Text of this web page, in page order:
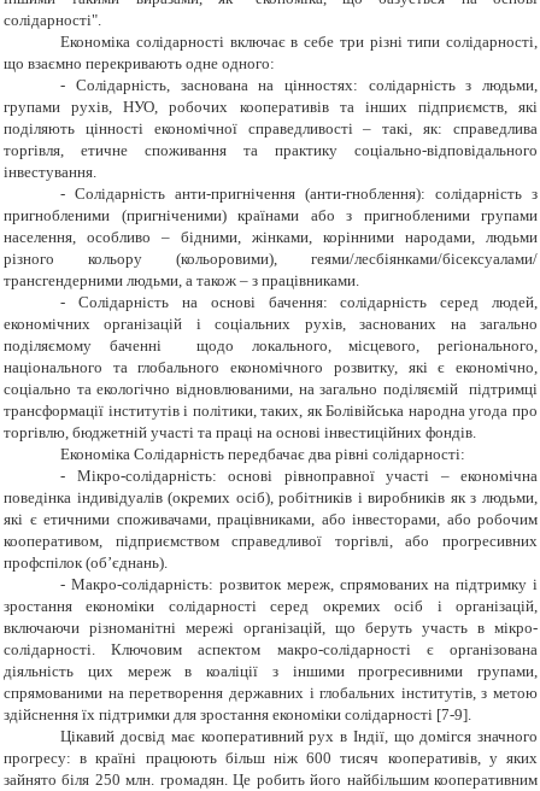
солідарності".
Економіка солідарності включає в себе три різні типи солідарності,
що взаємно перекривають одне одного:
- Солідарність, заснована на цінностях: солідарність з людьми,
групами рухів, НУО, робочих кооперативів та інших підприємств, які
поділяють цінності економічної справедливості – такі, як: справедлива
торгівля, етичне споживання та практику соціально-відповідального
інвестування.
- Солідарність анти-пригнічення (анти-гноблення): солідарність з
пригнобленими (пригніченими) країнами або з пригнобленими групами
населення, особливо – бідними, жінками, корінними народами, людьми
різного кольору (кольоровими), геями/лесбіянками/бісексуалами/
трансгендерними людьми, а також – з працівниками.
-
Солідарність на основі бачення: солідарність серед людей,
економічних організацій і соціальних рухів, заснованих на загально
поділяємому баченні щодо локального, місцевого, регіонального,
національного та глобального економічного розвитку, які є економічно,
соціально та екологічно відновлюваними, на загально поділяємій підтримці
трансформації інститутів і політики, таких, як Болівійська народна угода про
торгівлю, бюджетній участі та праці на основі інвестиційних фондів.
Економіка Солідарність передбачає два рівні солідарності:
-
Мікро-солідарність: основі рівноправної участі – економічна
поведінка індивідуалів (окремих осіб), робітників і виробників як з людьми,
які є етичними споживачами, працівниками, або інвесторами, або робочим
кооперативом, підприємством справедливої торгівлі, або прогресивних
профспілок (об’єднань).
- Макро-солідарність: розвиток мереж, спрямованих на підтримку і
зростання економіки солідарності серед окремих осіб і організацій,
включаючи різноманітні мережі організацій, що беруть участь в мікро-
солідарності. Ключовим аспектом макро-солідарності є організована
діяльність цих мереж в коаліції з іншими прогресивними групами,
спрямованими на перетворення державних і глобальних інститутів, з метою
здійснення їх підтримки для зростання економіки солідарності [7-9].
Цікавий досвід має кооперативний рух в Індії, що домігся значного
прогресу: в країні працюють більш ніж 600 тисяч кооперативів, у яких
зайнято біля 250 млн. громадян. Це робить його найбільшим кооперативним